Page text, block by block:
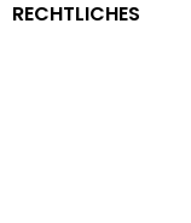
RECHTLICHES